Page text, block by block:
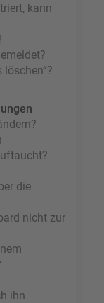
kann
die
nicht zur
ihn